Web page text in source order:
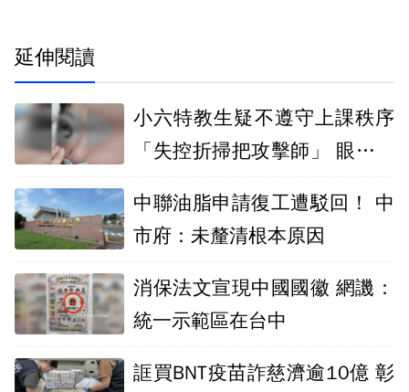
延伸閱讀
小六特教生疑不遵守上課秩序
「失控折掃把攻擊師」 眼傷臉
中聯油脂申請復工遭駁回！ 中
市府：未釐清根本原因
消保法文宣現中國國徽 網譏：
統一示範區在台中
誆買BNT疫苗詐慈濟逾10億 彰